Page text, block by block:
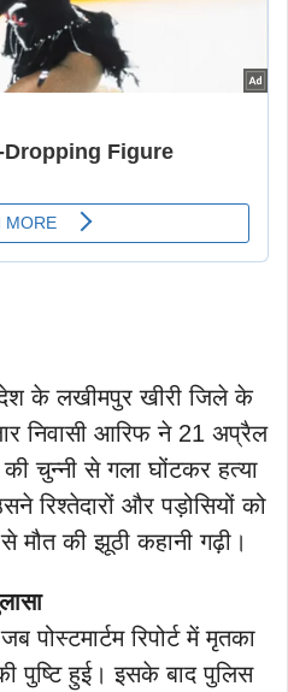
के लखीमपुर खीरी जिले के
निवासी आरिफ ने 21 अप्रैल
की चुन्नी से गला घोंटकर हत्या
रिश्तेदारों और पड़ोसियों को
मौत की झूठी कहानी गढ़ी।
पोस्टमार्टम रिपोर्ट में मृतका
पुष्टि हुई। इसके बाद पुलिस